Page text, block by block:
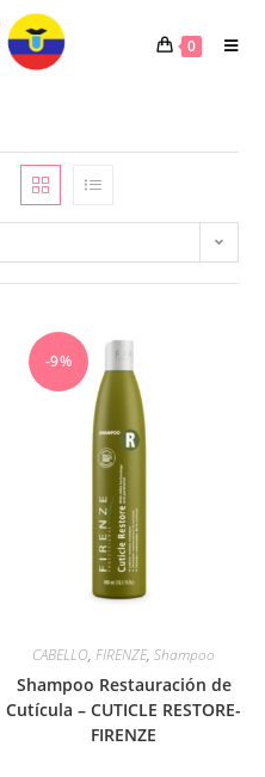
0
-9%
CABELLO,FIRENZE,Shampoo
Shampoo Restauración de
Cutícula – CUTICLE RESTORE-
FIRENZE